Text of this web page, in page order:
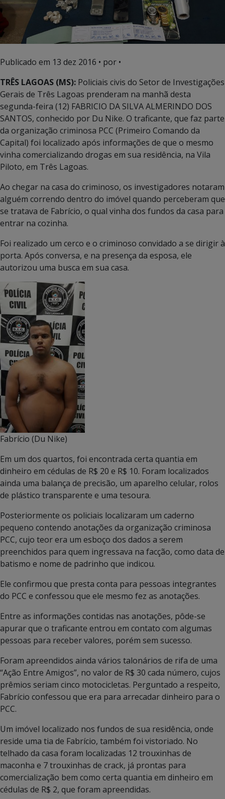
Publicado em 13 dez 2016 • por •
TRÊS LAGOAS (MS): Policiais civis do Setor de Investigações
Gerais de Três Lagoas prenderam na manhã desta
segunda-feira (12) FABRICIO DA SILVA ALMERINDO DOS
SANTOS, conhecido por Du Nike. O traficante, que faz parte
da organização criminosa PCC (Primeiro Comando da
Capital) foi localizado após informações de que o mesmo
vinha comercializando drogas em sua residência, na Vila
Piloto, em Três Lagoas.
Ao chegar na casa do criminoso, os investigadores notaram
alguém correndo dentro do imóvel quando perceberam que
se tratava de Fabrício, o qual vinha dos fundos da casa para
entrar na cozinha.
Foi realizado um cerco e o criminoso convidado a se dirigir à
porta. Após conversa, e na presença da esposa, ele
autorizou uma busca em sua casa.
Fabrício (Du Nike)
Em um dos quartos, foi encontrada certa quantia em
dinheiro em cédulas de R$ 20 e R$ 10. Foram localizados
ainda uma balança de precisão, um aparelho celular, rolos
de plástico transparente e uma tesoura.
Posteriormente os policiais localizaram um caderno
pequeno contendo anotações da organização criminosa
PCC, cujo teor era um esboço dos dados a serem
preenchidos para quem ingressava na facção, como data de
batismo e nome de padrinho que indicou.
Ele confirmou que presta conta para pessoas integrantes
do PCC e confessou que ele mesmo fez as anotações.
Entre as informações contidas nas anotações, pôde-se
apurar que o traficante entrou em contato com algumas
pessoas para receber valores, porém sem sucesso.
Foram apreendidos ainda vários talonários de rifa de uma
“Ação Entre Amigos”, no valor de R$ 30 cada número, cujos
prêmios seriam cinco motocicletas. Perguntado a respeito,
Fabrício confessou que era para arrecadar dinheiro para o
PCC.
Um imóvel localizado nos fundos de sua residência, onde
reside uma tia de Fabrício, também foi vistoriado. No
telhado da casa foram localizadas 12 trouxinhas de
maconha e 7 trouxinhas de crack, já prontas para
comercialização bem como certa quantia em dinheiro em
cédulas de R$ 2, que foram apreendidas.